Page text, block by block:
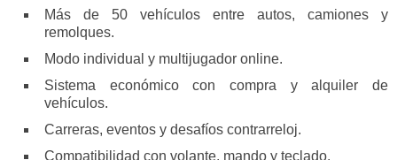
Más de 50 vehículos entre autos, camiones y
remolques.
Modo individual y multijugador online.
Sistema económico con compra y alquiler de
vehículos.
Carreras, eventos y desafíos contrarreloj.
Compatibilidad con volante, mando y teclado.